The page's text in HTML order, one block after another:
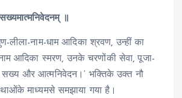
॥
लीला-नाम-धाम आदिका श्रवण, उन्हीं का
आदिका स्मरण, उनके चरणोंकी सेवा, पूजा-
सख्य और आत्मनिवेदन।’ भक्तिके उक्त नौ
माध्यमसे समझाया गया है।